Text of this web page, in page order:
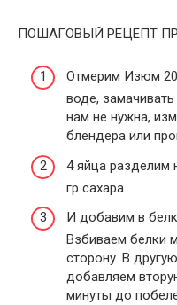
ПОШАГОВЫЙ РЕЦЕПТ
Отмерим Изюм
воде,
нам не нужна,
блендера или
4 яйца разделим
гр сахара
И добавим в
Взбиваем белки
сторону. В
добавляем
минуты до